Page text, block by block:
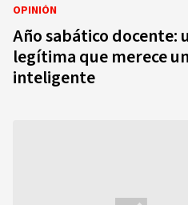
OPINIÓN
Año sabático docente:
legítima que merece
inteligente